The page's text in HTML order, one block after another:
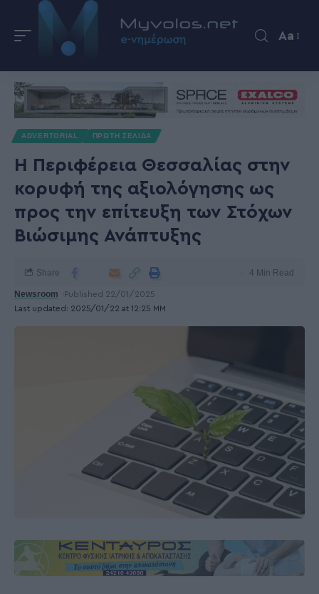
Aa
ADVERTORIAL ΠΡΩΤΗ ΣΕΛΙΔΑ
Η Περιφέρεια Θεσσαλίας στην
κορυφή της αξιολόγησης ως
προς την επίτευξη των Στόχων
Βιώσιμης Ανάπτυξης
Last updated: 2025/01/22 at 12:25 ΜΜ
Newsroom Published 22/01/2025
Share 4 Min Read